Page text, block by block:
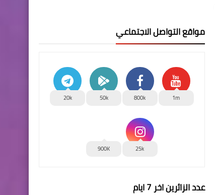
مواقع التواصل الاجتماعي
1m
800k
50k
20k
25k
900K
عدد الزائرين اخر 7 ايام